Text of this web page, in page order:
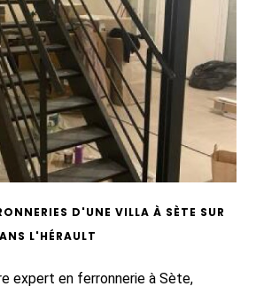
D'UNE VILLA À SÈTE SUR
L'HÉRAULT
expert en ferronnerie à Sète,